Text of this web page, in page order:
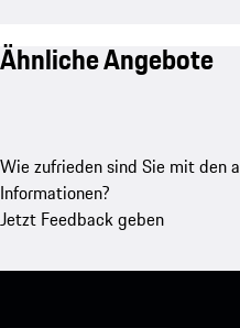
Ähnliche Angebote
Wie zufrieden sind Sie mit den
Informationen?
Jetzt Feedback geben